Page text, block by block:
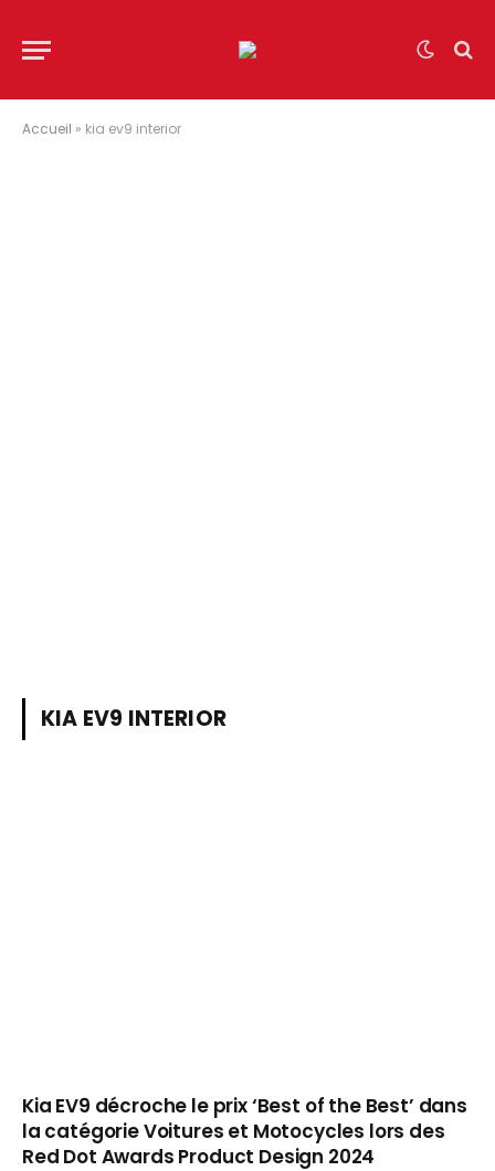
Accueil » kia ev9 interior
KIA EV9 INTERIOR
Kia EV9 décroche le prix ‘Best of the Best’ dans
la catégorie Voitures et Motocycles lors des
Red Dot Awards Product Design 2024